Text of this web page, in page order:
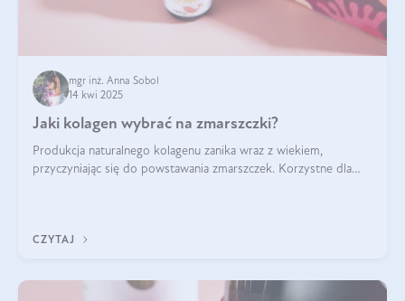
mgr inż. Anna Sobol
14 kwi 2025
Jaki kolagen wybrać na zmarszczki?
Produkcja naturalnego kolagenu zanika wraz z wiekiem,
przyczyniając się do powstawania zmarszczek. Korzystne dla
CZYTAJ